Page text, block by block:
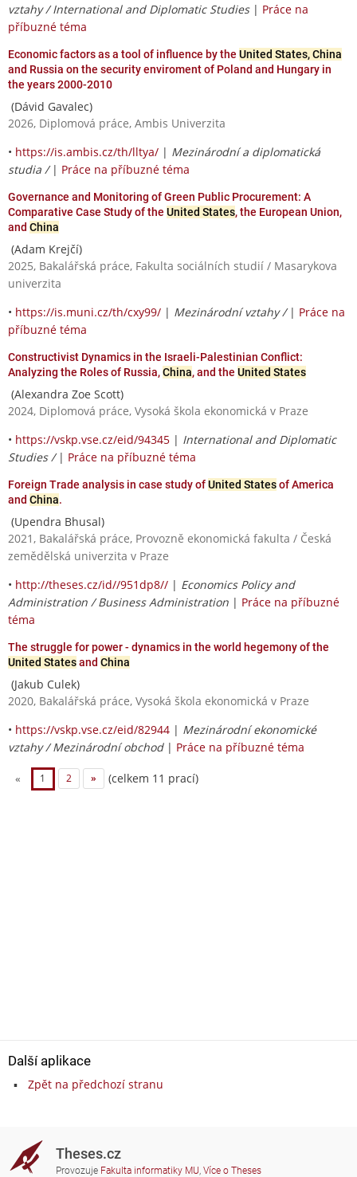
vztahy / International and Diplomatic Studies| Práce na
příbuzné téma
Economic factors as a tool of influence by the United States, China
and Russia on the security enviroment of Poland and Hungary in
the years 2000-2010
(Dávid Gavalec)
2026, Diplomová práce, Ambis Univerzita
• https://is.ambis.cz/th/lltya/ | Mezinárodní a diplomatická
studia / | Práce na příbuzné téma
Governance and Monitoring of Green Public Procurement: A
Comparative Case Study of the United States, the European Union,
and China
(Adam Krejčí)
2025, Bakalářská práce, Fakulta sociálních studií / Masarykova
univerzita
• https://is.muni.cz/th/cxy99/ | Mezinárodní vztahy / | Práce na
příbuzné téma
Constructivist Dynamics in the Israeli-Palestinian Conflict:
Analyzing the Roles of Russia,China, and the United States
(Alexandra Zoe Scott)
2024, Diplomová práce, Vysoká škola ekonomická v Praze
• https://vskp.vse.cz/eid/94345 | International and Diplomatic
Studies / | Práce na příbuzné téma
Foreign Trade analysis in case study ofUnited Statesof America
and China.
(Upendra Bhusal)
2021, Bakalářská práce, Provozně ekonomická fakulta / Česká
zemědělská univerzita v Praze
• http://theses.cz/id//951dp8// | Economics Policy and
Administration / Business Administration | Práce na příbuzné
téma
The struggle for power - dynamics in the world hegemony of the
United Statesand China
(Jakub Culek)
2020, Bakalářská práce, Vysoká škola ekonomická v Praze
• https://vskp.vse.cz/eid/82944 | Mezinárodní ekonomické
vztahy / Mezinárodní obchod| Práce na příbuzné téma
« 1 2 » (celkem 11 prací)
Další aplikace
Zpět na předchozí stranu
Theses.cz
Provozuje Fakulta informatiky MU, Více o Theses